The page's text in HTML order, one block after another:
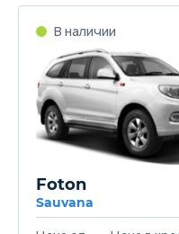
Foton
Sauvana